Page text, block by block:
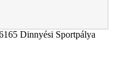
Dinnyési Sportpálya